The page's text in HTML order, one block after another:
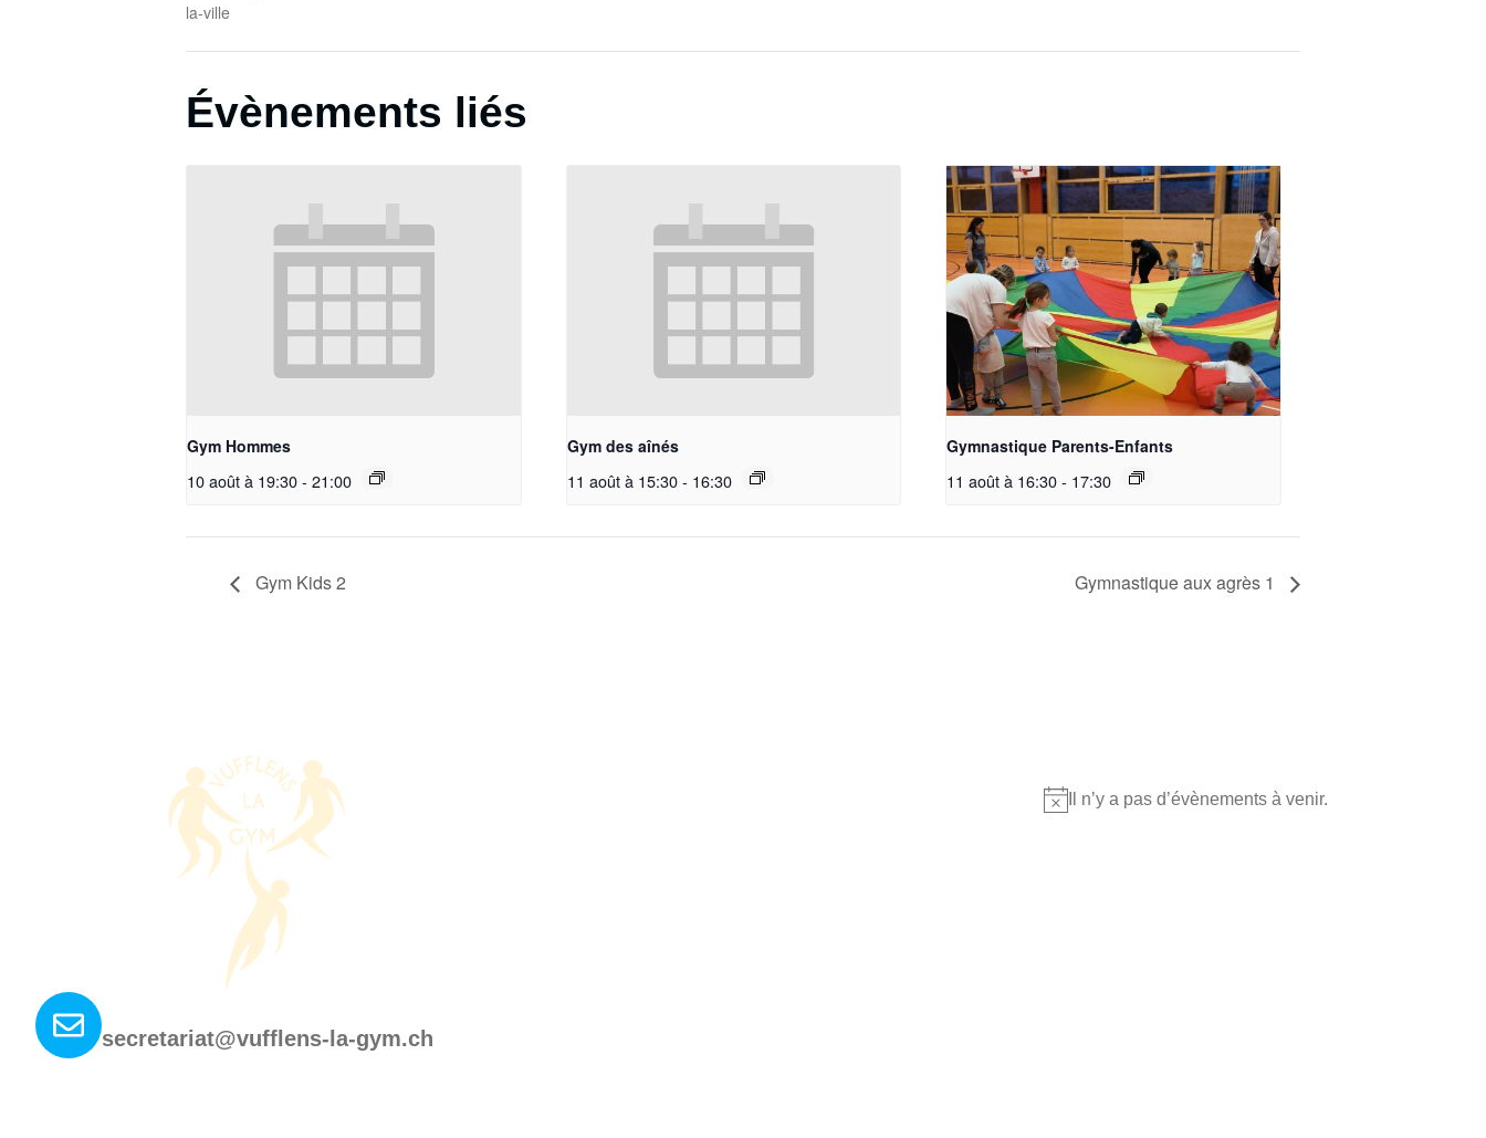
la-ville
Évènements liés
Gym Hommes
10 août à 19:30- 21:00
Gym des aînés
11 août à 15:30 - 16:30
Gymnastique Parents-Enfants
11 août à 16:30- 17:30
Gym Kids 2 Gymnastique aux agrès 1
secretariat@vufflens-la-gym.ch
Notice
Il n’y a pas d’évènements à venir.